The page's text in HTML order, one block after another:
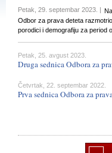
Petak, 29. septembar 2023. |
Odbor za prava deteta
porodici i demografiju za period
Petak, 25. avgust 2023.
Druga sednica Odbora za
Četvrtak, 22. septembar 2022.
Prva sednica Odbora za